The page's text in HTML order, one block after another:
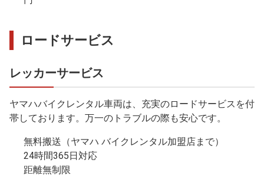
ロードサービス
レッカーサービス
ヤマハバイクレンタル車両は、充実のロードサービスを付
帯しております。万一のトラブルの際も安心です。
無料搬送（ヤマハ バイクレンタル加盟店まで）
24時間365日対応
距離無制限